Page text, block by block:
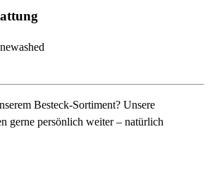
Besteck-Sortiment? Unsere
gerne persönlich weiter – natürlich